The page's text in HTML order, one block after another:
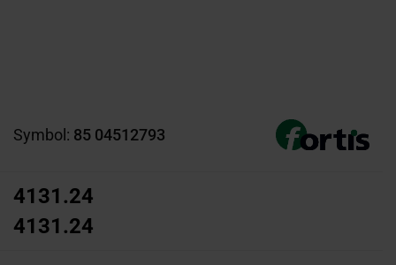
Symbol: 85 04512793
4131.24
4131.24